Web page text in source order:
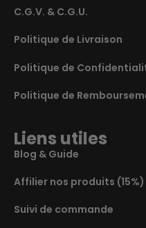
C.G.V. & C.G.U.
Politique de Livraison
Politique de
Politique de
Liens utiles
Blog & Guide
Affilier nos produits (15%)
Suivi de commande